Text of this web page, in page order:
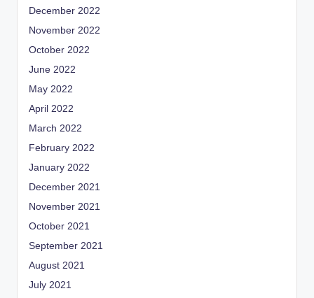
December 2022
November 2022
October 2022
June 2022
May 2022
April 2022
March 2022
February 2022
January 2022
December 2021
November 2021
October 2021
September 2021
August 2021
July 2021